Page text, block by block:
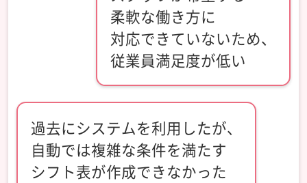
柔軟な働き方に
対応できていないため、
従業員満足度が低い
過去にシステムを利用したが、
自動では複雑な条件を満たす
シフト表が作成できなかった